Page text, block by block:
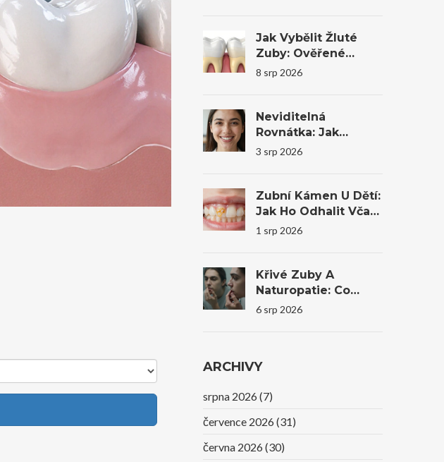
Jak Vybělit Žluté
Zuby: Ověřené
Metody, Domácí
8 srp 2026
Neviditelná
Rovnátka: Jak
Transparentní
Sebevědomí
3 srp 2026
Zubní Kámen U Dětí:
Jak Ho Odhalit Včas
A Co Dělat?
1 srp 2026
Křivé Zuby A
Naturopatie: Co
Reálně Pomůže A
6 srp 2026
ARCHIVY
srpna 2026 (7)
července 2026 (31)
června 2026 (30)